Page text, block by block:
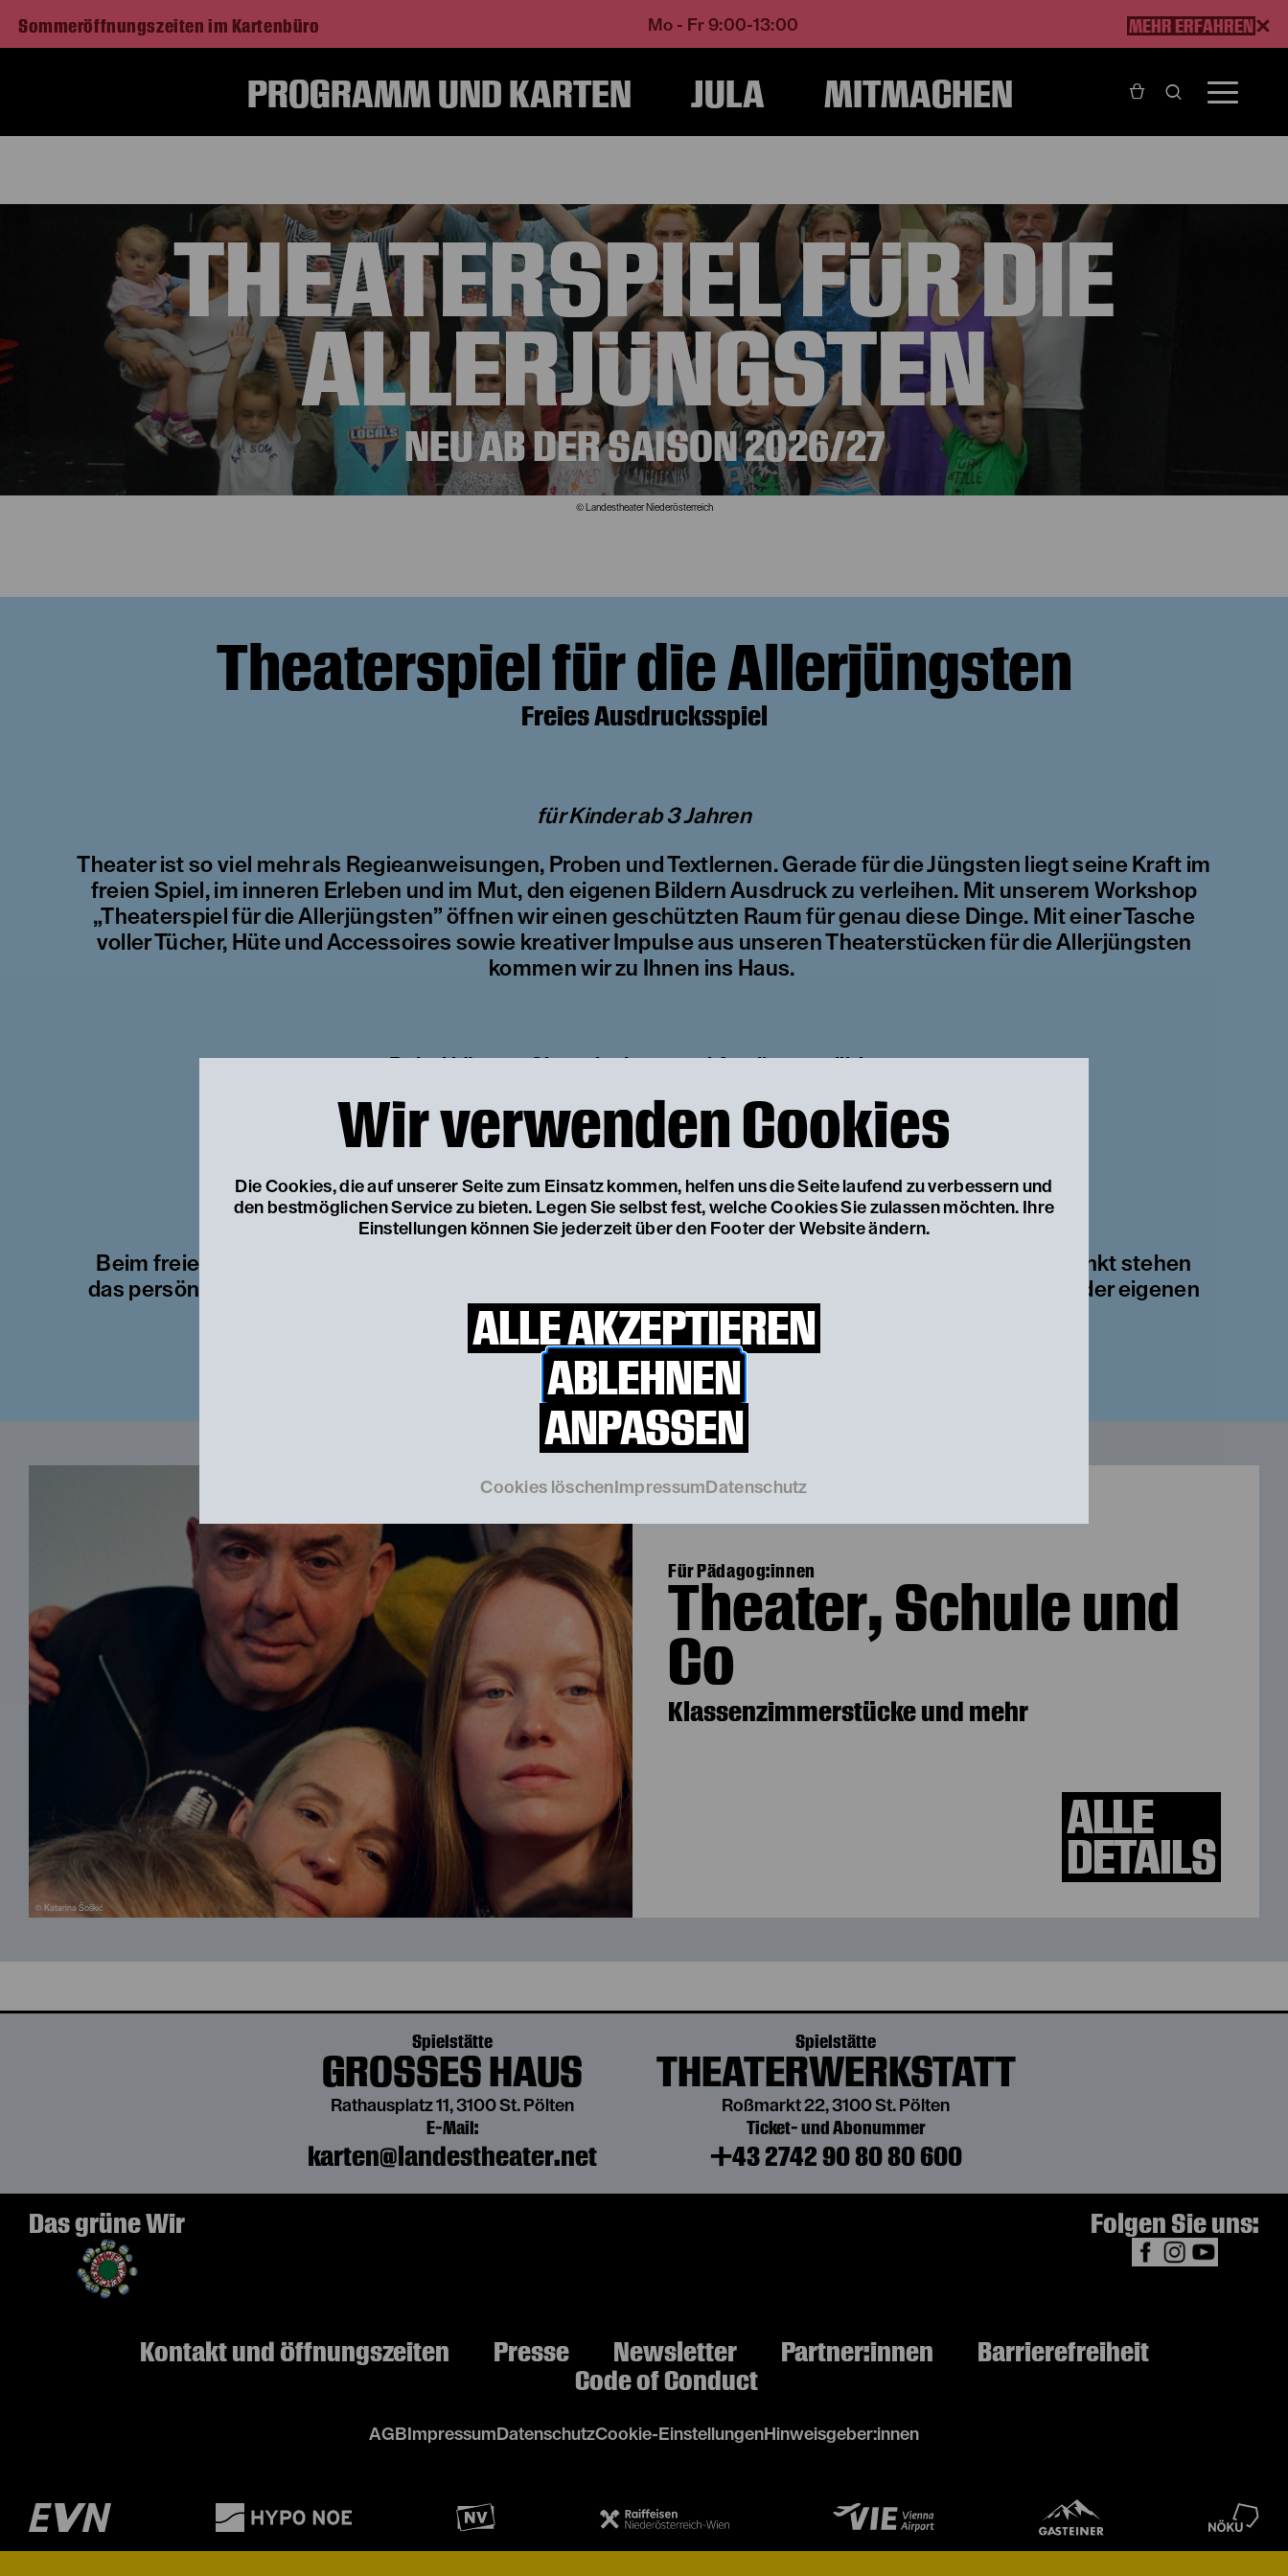
Wir verwenden Cookies
Die Cookies, die auf unserer Seite zum Einsatz kommen, helfen uns die Seite laufend zu verbessern und
den bestmöglichen Service zu bieten. Legen Sie selbst fest, welche Cookies Sie zulassen möchten. Ihre
Einstellungen können Sie jederzeit über den Footer der Website ändern.
ALLE AKZEPTIEREN
ABLEHNEN
ANPASSEN
Cookies löschen Impressum Datenschutz
Sommeröffnungszeiten im Kartenbüro Mo - Fr 9:00-13:00 MEHR ERFAHREN
PROGRAMM UND KARTEN JULA MITMACHEN
THEATERSPIEL FÜR DIE
ALLERJÜNGSTEN
NEU AB DER SAISON 2026/27
© Landestheater Niederösterreich
Theaterspiel für die Allerjüngsten
Freies Ausdrucksspiel
für Kinder ab 3 Jahren
Theater ist so viel mehr als Regieanweisungen, Proben und Textlernen. Gerade für die Jüngsten liegt seine Kraft im
freien Spiel, im inneren Erleben und im Mut, den eigenen Bildern Ausdruck zu verleihen. Mit unserem Workshop
„Theaterspiel für die Allerjüngsten” öffnen wir einen geschützten Raum für genau diese Dinge. Mit einer Tasche
voller Tücher, Hüte und Accessoires sowie kreativer Impulse aus unseren Theaterstücken für die Allerjüngsten
kommen wir zu Ihnen ins Haus.
1. einem Erzählerischen aus„Die Sache mit dem Gruselwusel“von Christine Nöstlinger
2. einem Musikalischen, Bewegungsorientierten aus„Oh yeah, Baby!”von Leo Kees
Beim freien Spiel geht es jedoch nicht um Perfektion oder ein Nachspielen des Stückes. Im Mittelpunkt stehen
das persönliche Erleben und das spielerische Entdecken der verschiedenen Stückästhetiken sowie der eigenen
Ausdruckskraft.
© Katarina Šoškić
Für Pädagog:innen
Theater, Schule und
Co
Klassenzimmerstücke und mehr
ALLE
DETAILS
Spielstätte
GROSSES HAUS
Rathausplatz 11, 3100 St. Pölten
Spielstätte
THEATERWERKSTATT
Roßmarkt 22, 3100 St. Pölten
Ticket- und Abonummer
+43 2742 90 80 80 600
E-Mail:
karten@landestheater.net
Das grüne Wir
Folgen Sie uns:
Kontakt und Öffnungszeiten Presse Newsletter Partner:innen
Barrierefreiheit
Code of Conduct
AGB Impressum DatenschutzCookie-EinstellungenHinweisgeber:innen